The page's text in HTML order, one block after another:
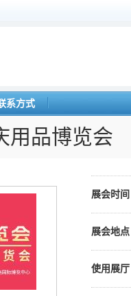
系方式
用品博览会
展会时
展会地
使用展